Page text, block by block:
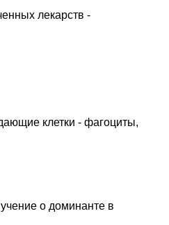
лекарств -
клетки - фагоциты,
о доминанте в